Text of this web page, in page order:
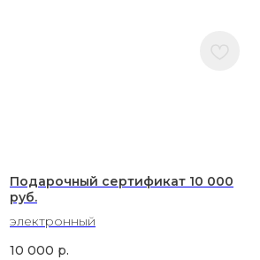
Подарочный сертификат 10 000
руб.
электронный
10 000 р.